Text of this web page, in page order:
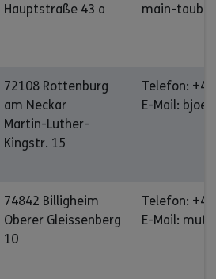
Hauptstraße 43 a
main-
72108 Rottenburg
am Neckar
Martin-Luther-
Kingstr. 15
Telefon:
E-Mail:
74842 Billigheim
Oberer Gleissenberg
10
Telefon:
E-Mail: mut-